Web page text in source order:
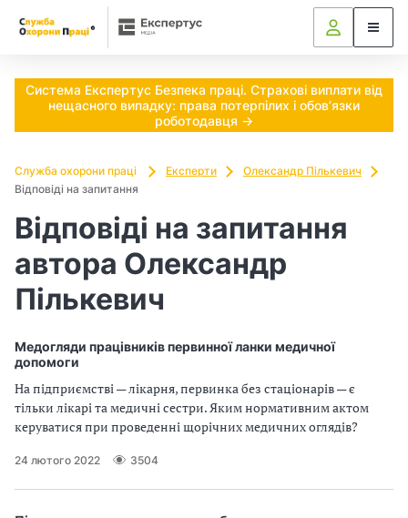
Система Експертус Безпека праці. Страхові виплати від
нещасного випадку: права потерпілих і обов’язки
роботодавця →
Служба охорони праці Експерти
Олександр Пількевич
Відповіді на запитання
Відповіді на запитання
автора Олександр
Пількевич
Медогляди працівників первинної ланки медичної
допомоги
На підприємстві — лікарня, первинка без стаціонарів — є
тільки лікарі та медичні сестри. Яким нормативним актом
керуватися при проведенні щорічних медичних оглядів?
24 лютого 2022 3504
Ч
о
т
р
н
в
п
р
о